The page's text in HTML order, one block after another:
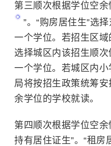
第三顺次根据学位空余
”。“购房居住生”选
一个学位。若招生区域
选择城区内该招生顺
一个学位。若城区内
局将按招生政策统筹
余学位的学校就读。
第四顺次根据学位空
持有居住证生”。“租房